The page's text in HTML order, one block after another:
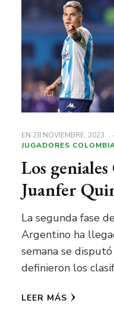
EN 28 NOVIEMBRE, 2023
JUGADORES
Los geniales
Juanfer
La segunda fase
Argentino ha
semana se
definieron los
LEER MÁS